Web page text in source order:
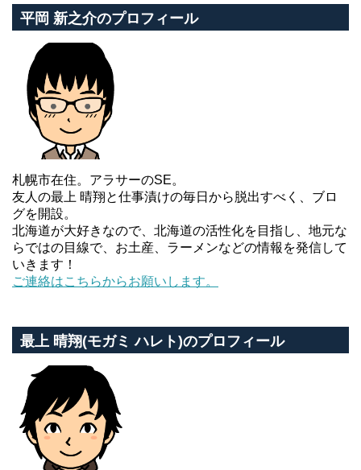
平岡 新之介のプロフィール
札幌市在住。アラサーのSE。
友人の最上 晴翔と仕事漬けの毎日から脱出すべく、ブロ
グを開設。
北海道が大好きなので、北海道の活性化を目指し、地元な
らではの目線で、お土産、ラーメンなどの情報を発信して
いきます！
ご連絡はこちらからお願いします。
最上 晴翔(モガミ ハレト)のプロフィール